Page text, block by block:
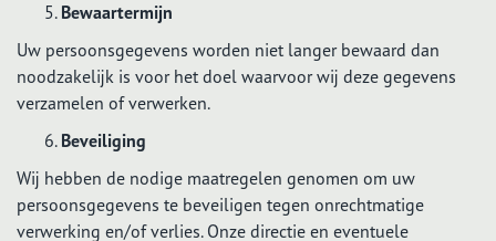
Bewaartermijn
Uw persoonsgegevens worden niet langer bewaard dan
noodzakelijk is voor het doel waarvoor wij deze gegevens
verzamelen of verwerken.
Beveiliging
Wij hebben de nodige maatregelen genomen om uw
persoonsgegevens te beveiligen tegen onrechtmatige
verwerking en/of verlies. Onze directie en eventuele